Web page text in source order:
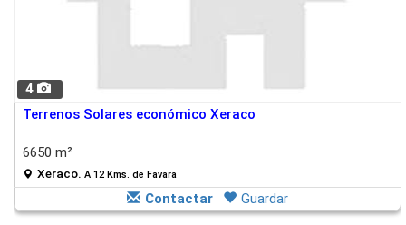
4
Terrenos Solares económico Xeraco
6650 m²
Xeraco. A 12 Kms. de Favara
Contactar Guardar